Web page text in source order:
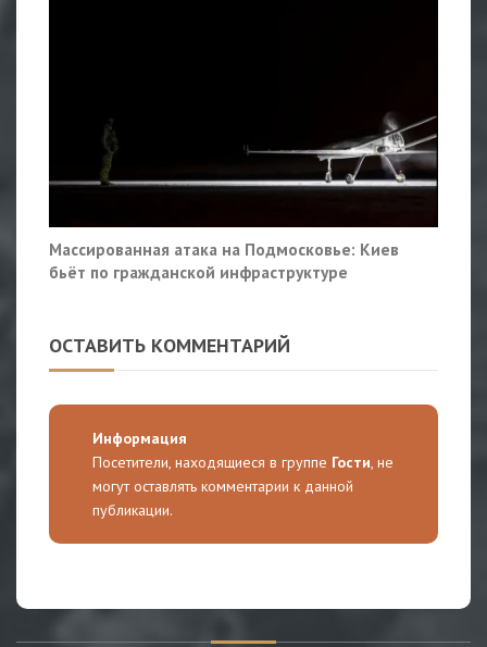
Массированная атака на Подмосковье: Киев
бьёт по гражданской инфраструктуре
ОСТАВИТЬ КОММЕНТАРИЙ
Информация
Посетители, находящиеся в группе Гости, не
могут оставлять комментарии к данной
публикации.